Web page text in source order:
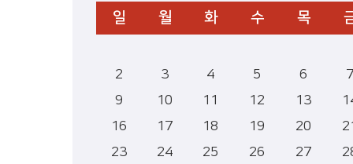
일 월 화 수 목
2 3 4 5 6
9
10 11 12 13
16
17 18 19 20
23
24 25 26 27